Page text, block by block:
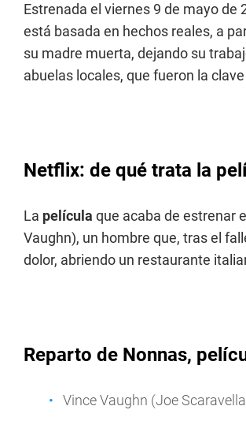
Estrenada el viernes 9 de mayo de
está basada en hechos reales, a
su madre muerta, dejando su
abuelas locales, que fueron la
Netflix: de qué trata la
La película que acaba de estrenar
Vaughn), un hombre que, tras el
dolor, abriendo un restaurante
Reparto de Nonnas,
Vince Vaughn (Joe